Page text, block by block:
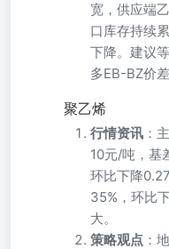
宽，供应端
口库存持续
下降。建议
多EB-BZ价差
聚乙烯
行情资讯 ：
10元/吨，基
环比下降
35%，环比
大。
策略观点 ：